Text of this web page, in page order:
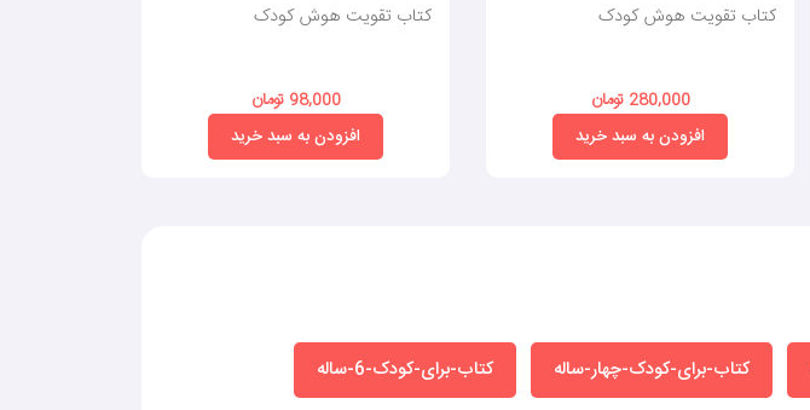
کتاب تقویت هوش کودک
280,000 تومان
افزودن به سبد خرید
کتاب تقویت هوش کودک
98,000 تومان
افزودن به سبد خرید
کتاب-برای-کودک-چهار-ساله کتاب-برای-کودک-6-ساله